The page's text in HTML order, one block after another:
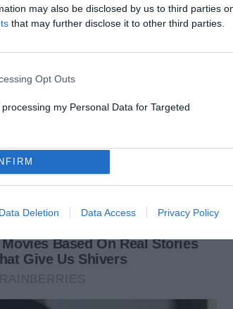
may also be disclosed by us to third parties
that may further disclose it to other third parties.
Opt Outs
my Personal Data for Targeted
Data Deletion Data Access Privacy Policy